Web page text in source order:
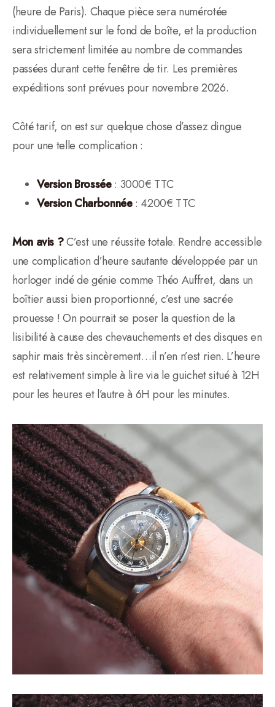
(heure de Paris). Chaque pièce sera numérotée
individuellement sur le fond de boîte, et la production
sera strictement limitée au nombre de commandes
passées durant cette fenêtre de tir. Les premières
expéditions sont prévues pour novembre 2026.
Côté tarif, on est sur quelque chose d’assez dingue
pour une telle complication :
Version Brossée: 3000€ TTC
Version Charbonnée: 4200€ TTC
Mon avis ?C’est une réussite totale. Rendre accessible
une complication d’heure sautante développée par un
horloger indé de génie comme Théo Auffret, dans un
boîtier aussi bien proportionné, c’est une sacrée
prouesse ! On pourrait se poser la question de la
lisibilité à cause des chevauchements et des disques en
saphir mais très sincèrement…il n’en n’est rien. L’heure
est relativement simple à lire via le guichet situé à 12H
pour les heures et l’autre à 6H pour les minutes.